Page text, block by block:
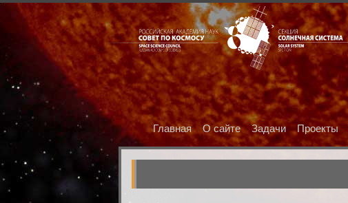
Главная О сайте Задачи Проекты